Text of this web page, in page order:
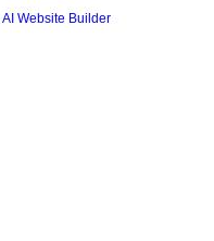
AI Website Builder